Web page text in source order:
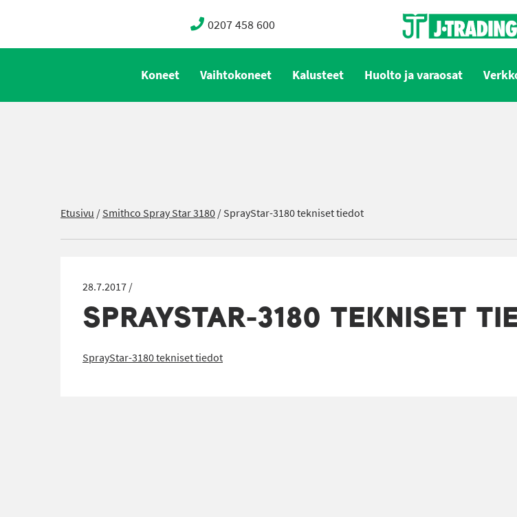
0207 458 600
Koneet Vaihtokoneet Kalusteet Huolto ja varaosat
Etusivu /Smithco Spray Star 3180/SprayStar-3180 tekniset tiedot
28.7.2017 /
SPRAYSTAR-3180 TEKNISET
SprayStar-3180 tekniset tiedot